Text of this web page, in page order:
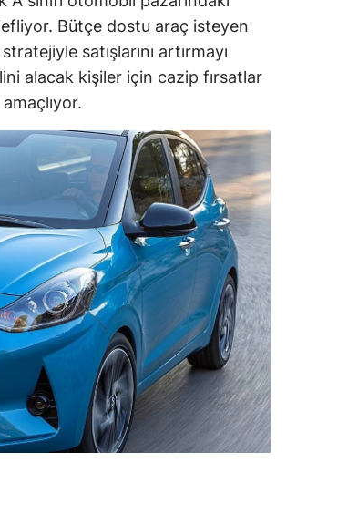
Bütçe dostu araç isteyen
satışlarını artırmayı
alacak kişiler için cazip fırsatlar